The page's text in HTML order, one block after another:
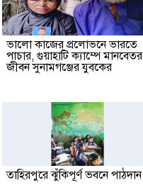
ভালো কাজের প্রলোভনে ভারতে
পাচার, গুয়াহাটি ক্যাম্পে মানবেতর
জীবন সুনামগঞ্জের যুবকের
তাহিরপুরে ঝুঁকিপূর্ণ ভবনে পাঠদান